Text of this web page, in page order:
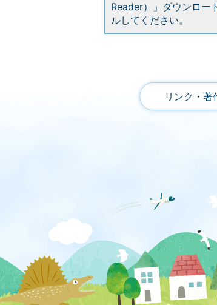
Reader）」ダウンロー
ルしてください。
リンク・著